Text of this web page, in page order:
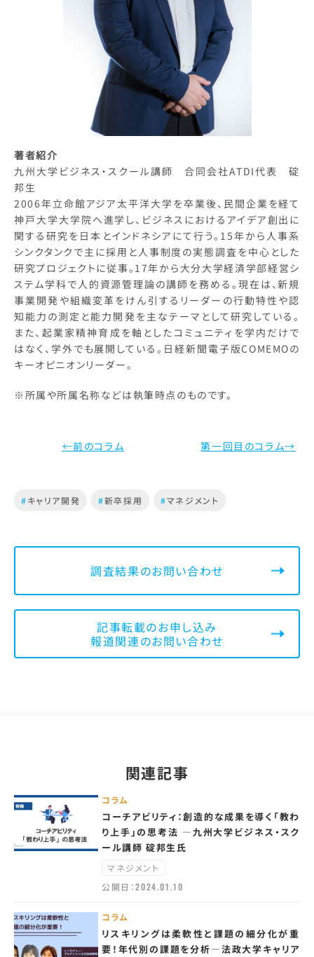
著者紹介
九州大学ビジネス・スクール講師 合同会社ATDI代表 碇
邦生
2006年立命館アジア太平洋大学を卒業後、民間企業を経て
神戸大学大学院へ進学し、ビジネスにおけるアイデア創出に
関する研究を日本とインドネシアにて行う。15年から人事系
シンクタンクで主に採用と人事制度の実態調査を中心とした
研究プロジェクトに従事。17年から大分大学経済学部経営シ
ステム学科で人的資源管理論の講師を務める。現在は、新規
事業開発や組織変革をけん引するリーダーの行動特性や認
知能力の測定と能力開発を主なテーマとして研究している。
また、起業家精神育成を軸としたコミュニティを学内だけで
はなく、学外でも展開している。日経新聞電子版COMEMOの
キーオピニオンリーダー。
※所属や所属名称などは執筆時点のものです。
←前のコラム 第一回目のコラム→
#キャリア開発 #新卒採用 #マネジメント
調査結果のお問い合わせ
記事転載のお申し込み
報道関連のお問い合わせ
関連記事
コラム
コーチアビリティ：創造的な成果を導く「教わ
り上手」の思考法 —九州大学ビジネス・スク
ール講師 碇邦生氏
マネジメント
公開日：2024.01.10
コラム
リスキリングは柔軟性と課題の細分化が重
要！年代別の課題を分析—法政大学キャリア